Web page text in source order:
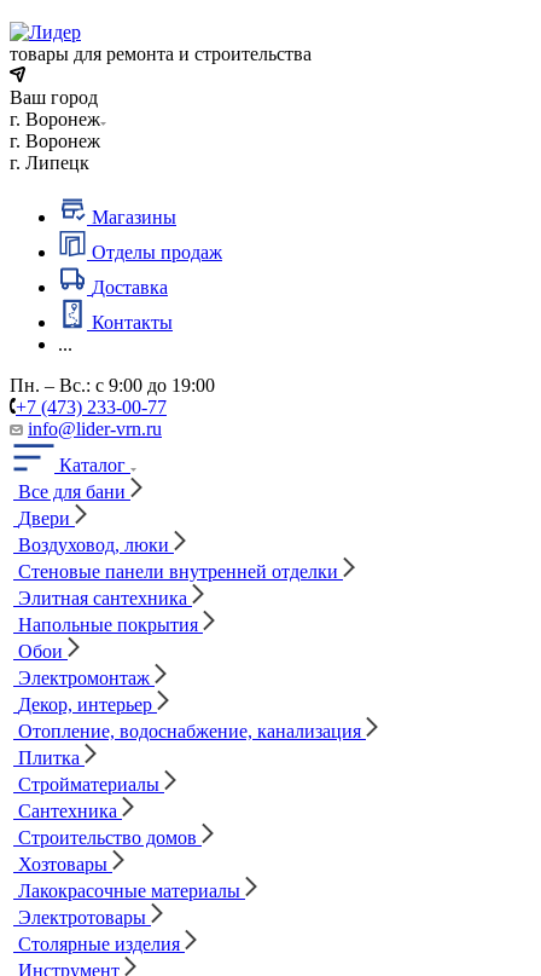
товары для ремонта и строительства
Ваш город
г. Воронеж
г. Воронеж
г. Липецк
Магазины
Отделы продаж
Доставка
Контакты
...
Пн. – Вс.: с 9:00 до 19:00
+7 (473) 233-00-77
info@lider-vrn.ru
Каталог
Все для бани
Двери
Воздуховод, люки
Стеновые панели внутренней отделки
Элитная сантехника
Напольные покрытия
Обои
Электромонтаж
Декор, интерьер
Отопление, водоснабжение, канализация
Плитка
Стройматериалы
Сантехника
Строительство домов
Хозтовары
Лакокрасочные материалы
Электротовары
Столярные изделия
Инструмент